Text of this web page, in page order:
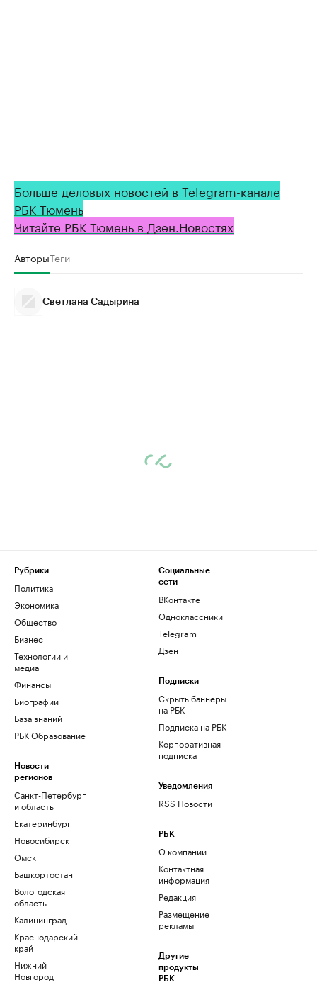
Больше деловых новостей в Telegram-канале
РБК Тюмень
Читайте РБК Тюмень в Дзен.Новостях
АвторыТеги
Светлана Садырина
Рубрики
Политика
Экономика
Общество
Бизнес
Технологии и
медиа
Финансы
Биографии
База знаний
РБК Образование
Новости
регионов
Санкт-Петербург
и область
Екатеринбург
Новосибирск
Омск
Башкортостан
Вологодская
область
Калининград
Краснодарский
край
Нижний
Новгород
Социальные
сети
ВКонтакте
Одноклассники
Telegram
Дзен
Подписки
Скрыть баннеры
на РБК
Подписка на РБК
Корпоративная
подписка
Уведомления
RSS Новости
РБК
О компании
Контактная
информация
Редакция
Размещение
рекламы
Другие
продукты
РБК